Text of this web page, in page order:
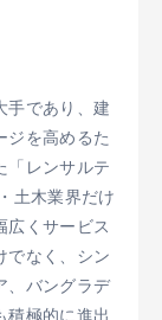
手であり、建
ジを高めるた
「レンサルテ
土木業界だけ
広くサービス
でなく、シン
、バングラデ